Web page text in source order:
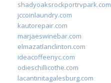
shadyoaksrockportrvpark.com
jccoinlaundry.com
kautorepair.com
marjaeswinebar.com
elmazatlanclinton.com
ideacoffeenyc.com
odieschillicothe.com
lacantinitagalesburg.com